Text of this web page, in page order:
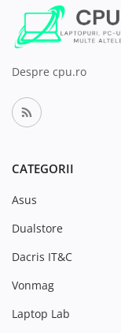
Despre cpu.ro
CATEGORII
Asus
Dualstore
Dacris IT&C
Vonmag
Laptop Lab